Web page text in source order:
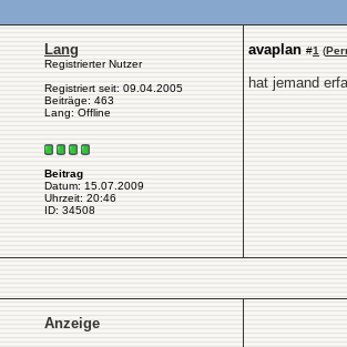
Lang
Registrierter Nutzer
Registriert seit: 09.04.2005
Beiträge: 463
Lang: Offline
Beitrag
Datum: 15.07.2009
Uhrzeit: 20:46
ID: 34508
avaplan #1 (
hat jemand
Anzeige